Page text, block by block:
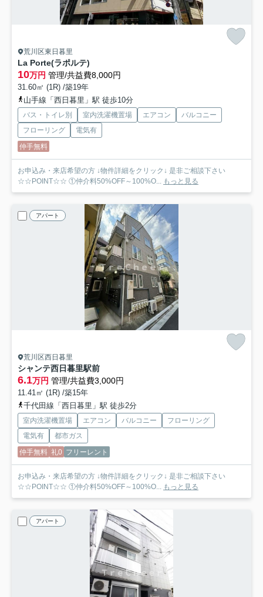
荒川区東日暮里
La Porte(ラポルテ)
10万円 管理/共益費8,000円
31.60㎡ (1R) /築19年
山手線「西日暮里」駅 徒歩10分
バス・トイレ別 室内洗濯機置場 エアコン
バルコニー
フローリング
電気有
仲手無料
お申込み・来店希望の方 ↓物件詳細をクリック↓ 是非ご相談下さい
☆☆POINT☆☆ ①仲介料50%OFF～100%O... もっと見る
アパート
荒川区西日暮里
シャンテ西日暮里駅前
6.1万円 管理/共益費3,000円
11.41㎡ (1R) /築15年
千代田線「西日暮里」駅 徒歩2分
室内洗濯機置場 エアコン バルコニー
フローリング
電気有
都市ガス
仲手無料 礼0 フリーレント
お申込み・来店希望の方 ↓物件詳細をクリック↓ 是非ご相談下さい
☆☆POINT☆☆ ①仲介料50%OFF～100%O... もっと見る
アパート